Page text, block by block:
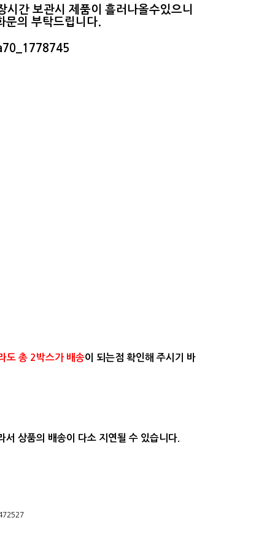
간 보관시 제품이 흘러나올수있으니
문의 부탁드립니다.
도 총 2박스가 배송이 되는점 확인해 주시기 바
상품의 배송이 다소 지연될 수 있습니다.